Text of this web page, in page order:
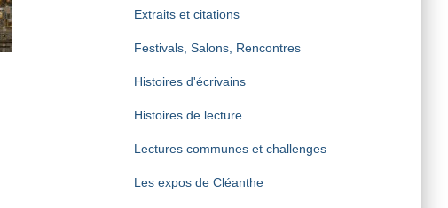
Extraits et citations
Festivals, Salons, Rencontres
Histoires d'écrivains
Histoires de lecture
Lectures communes et challenges
Les expos de Cléanthe